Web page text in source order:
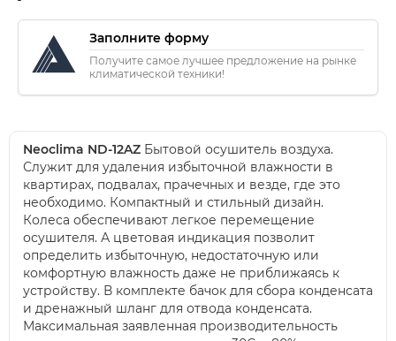
Заполните форму
Получите самое лучшее предложение на рынке
климатической техники!
Neoclima ND-12AZ Бытовой осушитель воздуха.
Служит для удаления избыточной влажности в
квартирах, подвалах, прачечных и везде, где это
необходимо. Компактный и стильный дизайн.
Колеса обеспечивают легкое перемещение
осушителя. А цветовая индикация позволит
определить избыточную, недостаточную или
комфортную влажность даже не приближаясь к
устройству. В комплекте бачок для сбора конденсата
и дренажный шланг для отвода конденсата.
Максимальная заявленная производительность